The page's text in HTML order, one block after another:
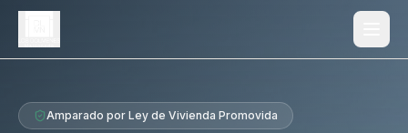
Proyecto
Amparado por Ley de Vivienda Promovida